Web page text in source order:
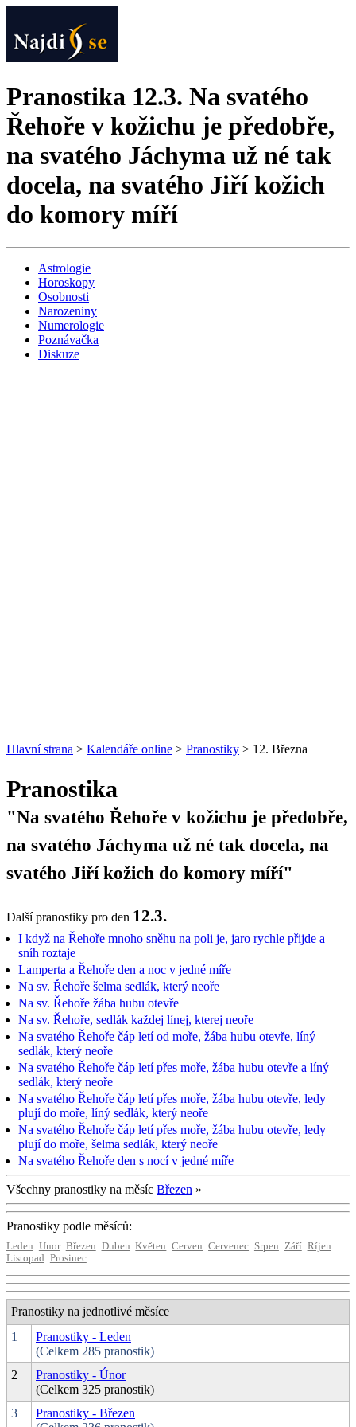
Pranostika 12.3. Na svatého
Řehoře v kožichu je předobře,
na svatého Jáchyma už né tak
docela, na svatého Jiří kožich
do komory míří
Astrologie
Horoskopy
Osobnosti
Narozeniny
Numerologie
Poznávačka
Diskuze
Hlavní strana > Kalendáře online > Pranostiky > 12. Března
Pranostika
"Na svatého Řehoře v kožichu je předobře,
na svatého Jáchyma už né tak docela, na
svatého Jiří kožich do komory míří"
Další pranostiky pro den 12.3.
I když na Řehoře mnoho sněhu na poli je, jaro rychle přijde a
sníh roztaje
Lamperta a Řehoře den a noc v jedné míře
Na sv. Řehoře šelma sedlák, který neoře
Na sv. Řehoře žába hubu otevře
Na sv. Řehoře, sedlák každej línej, kterej neoře
Na svatého Řehoře čáp letí od moře, žába hubu otevře, líný
sedlák, který neoře
Na svatého Řehoře čáp letí přes moře, žába hubu otevře a líný
sedlák, který neoře
Na svatého Řehoře čáp letí přes moře, žába hubu otevře, ledy
plují do moře, líný sedlák, který neoře
Na svatého Řehoře čáp letí přes moře, žába hubu otevře, ledy
plují do moře, šelma sedlák, který neoře
Na svatého Řehoře den s nocí v jedné míře
Všechny pranostiky na měsíc Březen »
Pranostiky podle měsíců:
Leden Únor Březen Duben Květen Červen Červenec Srpen Září Říjen
Listopad Prosinec
Pranostiky na jednotlivé měsíce
1
Pranostiky - Leden
(Celkem 285 pranostik)
2
Pranostiky - Únor
(Celkem 325 pranostik)
3
Pranostiky - Březen